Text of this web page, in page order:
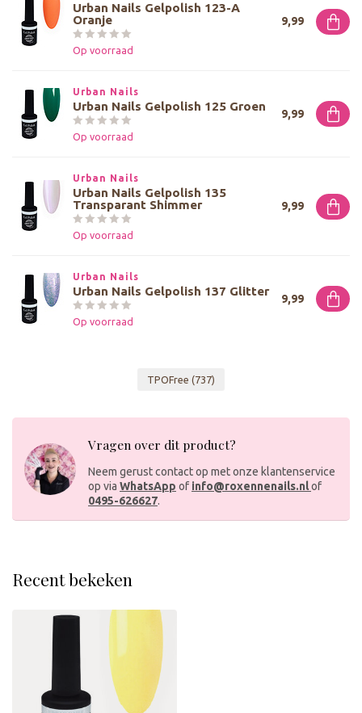
Urban Nails Gelpolish 123-A
Oranje
Op voorraad
9,99
Urban Nails
Urban Nails Gelpolish 125 Groen
Op voorraad
9,99
Urban Nails
Urban Nails Gelpolish 135
Transparant Shimmer
Op voorraad
9,99
Urban Nails
Urban Nails Gelpolish 137 Glitter
Op voorraad
9,99
TPOFree (737)
Vragen over dit product?
Neem gerust contact op met onze klantenservice
op via WhatsApp of info@roxennenails.nlof
0495-626627.
Recent bekeken